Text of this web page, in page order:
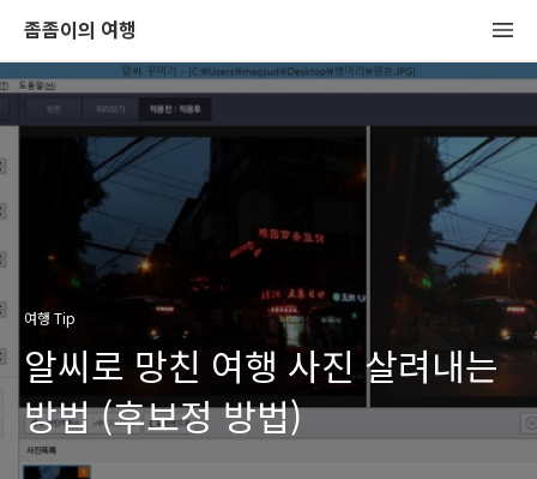
좀좀이의 여행
여행 Tip
알씨로 망친 여행 사진 살려내는
방법 (후보정 방법)